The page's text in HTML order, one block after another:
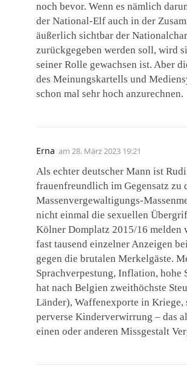
noch bevor. Wenn es nämlich
der National-Elf auch in der
äußerlich sichtbar der
zurückgegeben werden soll, wird
seiner Rolle gewachsen ist. Aber
des Meinungskartells und
schon mal sehr hoch anzurechnen.
Erna am 28. März 2023 19:21
Als echter deutscher Mann ist
frauenfreundlich im Gegensatz zu
Massenvergewaltigungs-
nicht einmal die sexuellen
Kölner Domplatz 2015/16 melden
fast tausend einzelner Anzeigen
gegen die brutalen Merkelgäste.
Sprachverpestung, Inflation, hohe
hat nach Belgien zweithöchste
Länder), Waffenexporte in Kriege,
perverse Kinderverwirrung – das
einen oder anderen Missgestalt